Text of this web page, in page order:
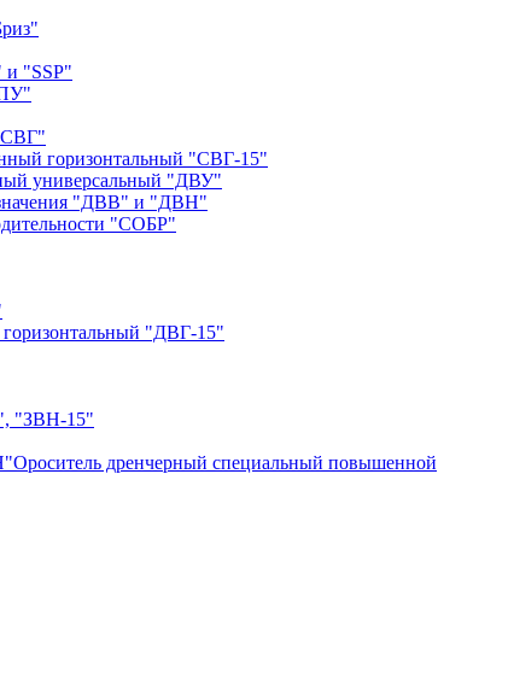
и "SSP"
горизонтальный "СВГ-15"
универсальный "ДВУ"
"ДВВ" и "ДВН"
"СОБР"
"ДВГ-15"
"ЗВН-15"
Ороситель дренчерный специальный повышенной